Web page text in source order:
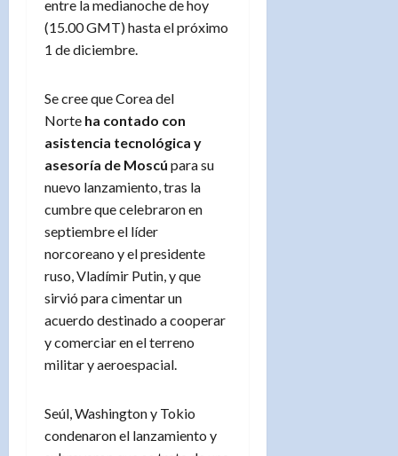
entre la medianoche de hoy
(15.00 GMT) hasta el próximo
1 de diciembre.
Se cree que Corea del
Norte ha contado con
asistencia tecnológica y
asesoría de Moscú para su
nuevo lanzamiento, tras la
cumbre que celebraron en
septiembre el líder
norcoreano y el presidente
ruso, Vladímir Putin, y que
sirvió para cimentar un
acuerdo destinado a cooperar
y comerciar en el terreno
militar y aeroespacial.
Seúl, Washington y Tokio
condenaron el lanzamiento y